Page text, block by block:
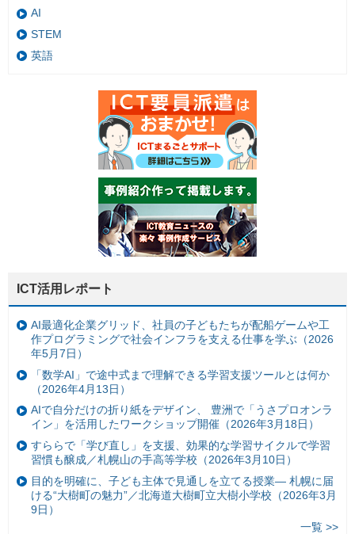
AI
STEM
英語
ICT活用レポート
AI最適化企業グリッド、社員の子どもたちが配船ゲームや工
作プログラミングで社会インフラを支える仕事を学ぶ（2026
年5月7日）
「数学AI」で途中式まで理解できる学習支援ツールとは何か
（2026年4月13日）
AIで自分だけの折り紙をデザイン、 豊洲で「うさプロオンラ
イン」を活用したワークショップ開催（2026年3月18日）
すららで「学び直し」を支援、効果的な学習サイクルで学習
習慣も醸成／札幌山の手高等学校（2026年3月10日）
目的を明確に、子ども主体で見通しを立てる授業— 札幌に届
ける“大樹町の魅力”／北海道大樹町立大樹小学校（2026年3月
9日）
一覧 >>